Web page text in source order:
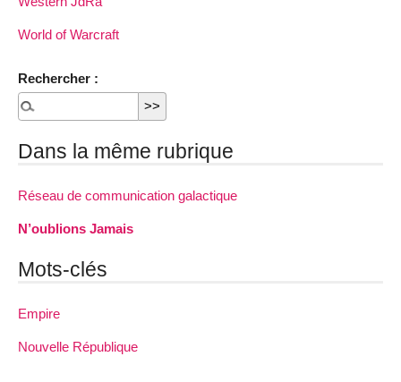
World of Warcraft
Rechercher :
Dans la même rubrique
Réseau de communication galactique
N’oublions Jamais
Mots-clés
Empire
Nouvelle République